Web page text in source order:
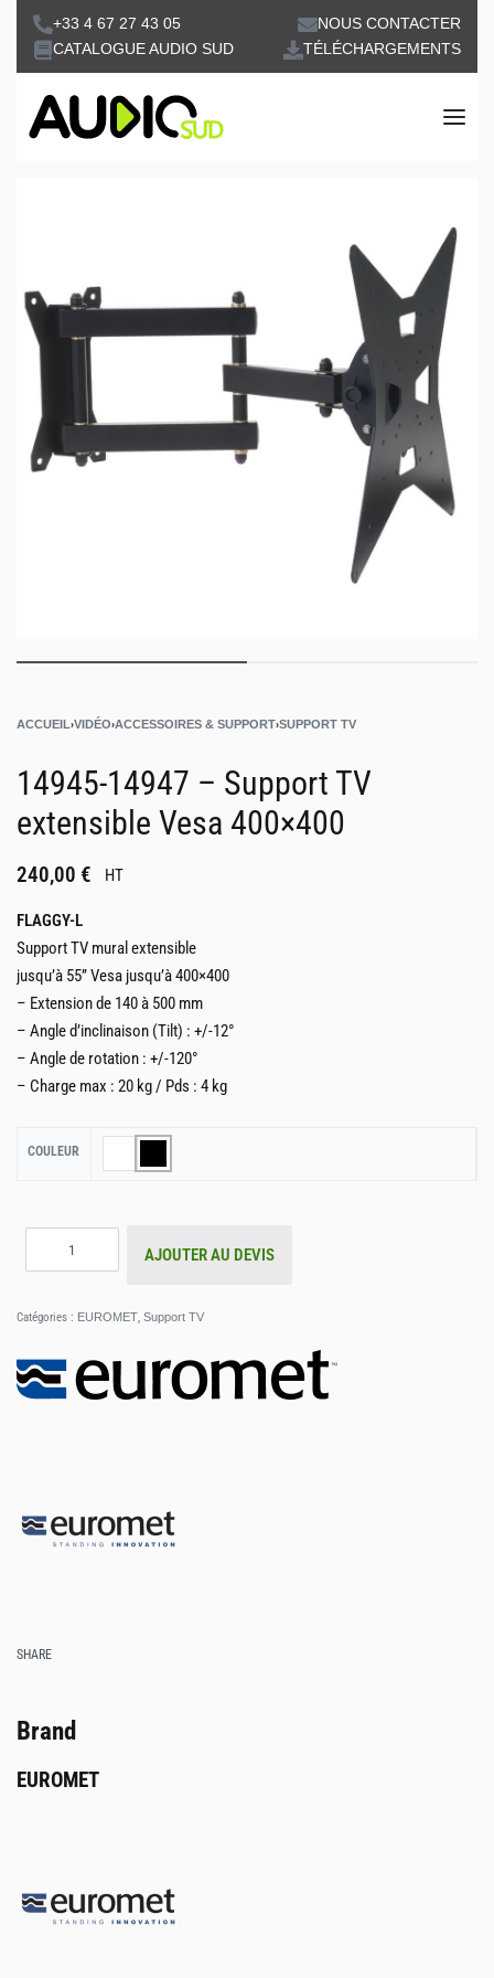
+33 4 67 27 43 05
NOUS CONTACTER
CATALOGUE AUDIO SUD
TÉLÉCHARGEMENTS
ACCUEIL›VIDÉO›ACCESSOIRES & SUPPORT›SUPPORT TV
14945-14947 – Support TV
extensible Vesa 400×400
240,00 € HT
FLAGGY-L
Support TV mural extensible
jusqu’à 55’’ Vesa jusqu’à 400×400
– Extension de 140 à 500 mm
– Angle d’inclinaison (Tilt) : +/-12°
– Angle de rotation : +/-120°
– Charge max : 20 kg / Pds : 4 kg
COULEUR
AJOUTER AU DEVIS
Catégories : EUROMET Support TV
SHARE
Brand
EUROMET